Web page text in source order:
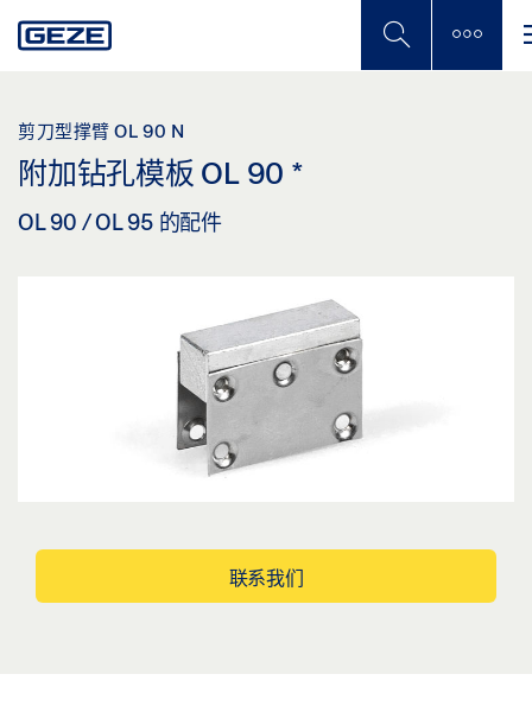
to
剪刀型撑臂 OL 90 N
附加钻孔模板 OL 90 *
OL 90 / OL 95 的配件
联系我们